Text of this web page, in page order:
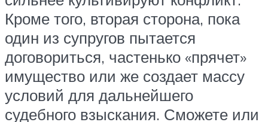
Кроме того, вторая сторона, пока
один из супругов пытается
договориться, частенько «прячет»
имущество или же создает массу
условий для дальнейшего
судебного взыскания. Сможете или